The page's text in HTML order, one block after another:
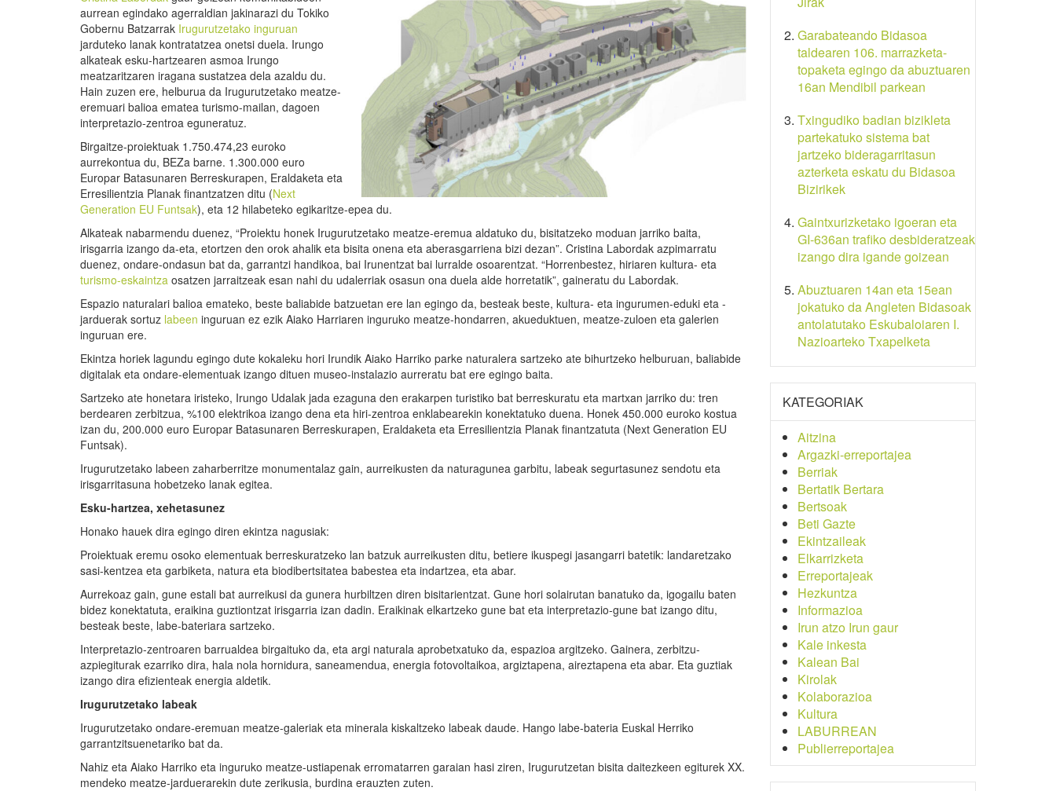
aurrean egindako agerraldian jakinarazi du Tokiko
Gobernu Batzarrak Irugurutzetako inguruan
jarduteko lanak kontratatzea onetsi duela. Irungo
alkateak esku-hartzearen asmoa Irungo
meatzaritzaren iragana sustatzea dela azaldu du.
Hain zuzen ere, helburua da Irugurutzetako meatze-
eremuari balioa ematea turismo-mailan, dagoen
interpretazio-zentroa eguneratuz.
Birgaitze-proiektuak 1.750.474,23 euroko
aurrekontua du, BEZa barne. 1.300.000 euro
Europar Batasunaren Berreskurapen, Eraldaketa eta
Erresilientzia Planak finantzatzen ditu (Next
Generation EU Funtsak), eta 12 hilabeteko egikaritze-epea du.
Alkateak nabarmendu duenez, “Proiektu honek Irugurutzetako meatze-eremua aldatuko du, bisitatzeko moduan jarriko baita,
irisgarria izango da-eta, etortzen den orok ahalik eta bisita onena eta aberasgarriena bizi dezan”. Cristina Labordak azpimarratu
duenez, ondare-ondasun bat da, garrantzi handikoa, bai Irunentzat bai lurralde osoarentzat. “Horrenbestez, hiriaren kultura- eta
turismo-eskaintza osatzen jarraitzeak esan nahi du udalerriak osasun ona duela alde horretatik”, gaineratu du Labordak.
Espazio naturalari balioa emateko, beste baliabide batzuetan ere lan egingo da, besteak beste, kultura- eta ingurumen-eduki eta -
jarduerak sortuz labeen inguruan ez ezik Aiako Harriaren inguruko meatze-hondarren, akueduktuen, meatze-zuloen eta galerien
inguruan ere.
Ekintza horiek lagundu egingo dute kokaleku hori Irundik Aiako Harriko parke naturalera sartzeko ate bihurtzeko helburuan, baliabide
digitalak eta ondare-elementuak izango dituen museo-instalazio aurreratu bat ere egingo baita.
Sartzeko ate honetara iristeko, Irungo Udalak jada ezaguna den erakarpen turistiko bat berreskuratu eta martxan jarriko du: tren
berdearen zerbitzua, %100 elektrikoa izango dena eta hiri-zentroa enklabearekin konektatuko duena. Honek 450.000 euroko kostua
izan du, 200.000 euro Europar Batasunaren Berreskurapen, Eraldaketa eta Erresilientzia Planak finantzatuta (Next Generation EU
Funtsak).
Irugurutzetako labeen zaharberritze monumentalaz gain, aurreikusten da naturagunea garbitu, labeak segurtasunez sendotu eta
irisgarritasuna hobetzeko lanak egitea.
Esku-hartzea, xehetasunez
Honako hauek dira egingo diren ekintza nagusiak:
Proiektuak eremu osoko elementuak berreskuratzeko lan batzuk aurreikusten ditu, betiere ikuspegi jasangarri batetik: landaretzako
sasi-kentzea eta garbiketa, natura eta biodibertsitatea babestea eta indartzea, eta abar.
Aurrekoaz gain, gune estali bat aurreikusi da gunera hurbiltzen diren bisitarientzat. Gune hori solairutan banatuko da, igogailu baten
bidez konektatuta, eraikina guztiontzat irisgarria izan dadin. Eraikinak elkartzeko gune bat eta interpretazio-gune bat izango ditu,
besteak beste, labe-bateriara sartzeko.
Interpretazio-zentroaren barrualdea birgaituko da, eta argi naturala aprobetxatuko da, espazioa argitzeko. Gainera, zerbitzu-
azpiegiturak ezarriko dira, hala nola hornidura, saneamendua, energia fotovoltaikoa, argiztapena, aireztapena eta abar. Eta guztiak
izango dira efizienteak energia aldetik.
Irugurutzetako labeak
Irugurutzetako ondare-eremuan meatze-galeriak eta minerala kiskaltzeko labeak daude. Hango labe-bateria Euskal Herriko
garrantzitsuenetariko bat da.
Nahiz eta Aiako Harriko eta inguruko meatze-ustiapenak erromatarren garaian hasi ziren, Irugurutzetan bisita daitezkeen egiturek XX.
mendeko meatze-jarduerarekin dute zerikusia, burdina erauzten zuten.
Garabateando Bidasoa
taldearen 106. marrazketa-
topaketa egingo da abuztuaren
16an Mendibil parkean
Txingudiko badian bizikleta
partekatuko sistema bat
jartzeko bideragarritasun
azterketa eskatu du Bidasoa
Bizirikek
Gaintxurizketako igoeran eta
GI-636an trafiko desbideratzeak
izango dira igande goizean
Abuztuaren 14an eta 15ean
jokatuko da Angleten Bidasoak
antolatutako Eskubaloiaren I.
Nazioarteko Txapelketa
KATEGORIAK
Aitzina
Argazki-erreportajea
Berriak
Bertatik Bertara
Bertsoak
Beti Gazte
Ekintzaileak
Elkarrizketa
Erreportajeak
Hezkuntza
Informazioa
Irun atzo Irun gaur
Kale inkesta
Kalean Bai
Kirolak
Kolaborazioa
Kultura
LABURREAN
Publierreportajea